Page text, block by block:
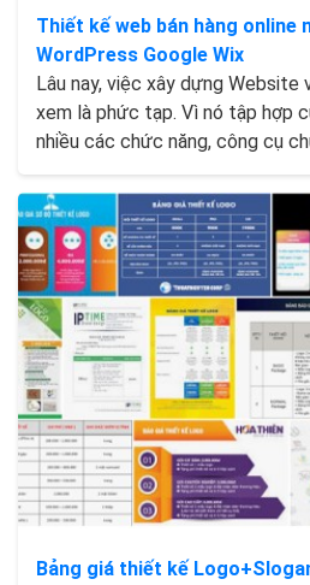
Thiết kế web bán hàng online
WordPress Google Wix
Lâu nay, việc xây dựng Website
xem là phức tạp. Vì nó tập hợp
nhiều các chức năng, công cụ
Bảng giá thiết kế